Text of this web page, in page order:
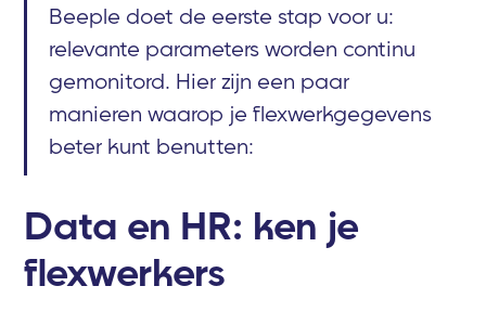
Beeple doet de eerste stap voor u:
relevante parameters worden continu
gemonitord. Hier zijn een paar
manieren waarop je flexwerkgegevens
beter kunt benutten:
Data en HR: ken je
flexwerkers